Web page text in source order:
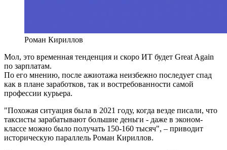
Роман Кириллов
Мол, это временная тенденция и скоро ИТ будет Great Again
по зарплатам.
По его мнению, после ажиотажа неизбежно последует спад
как в плане заработков, так и востребованности самой
профессии курьера.
"Похожая ситуация была в 2021 году, когда везде писали, что
таксисты зарабатывают большие деньги - даже в эконом-
классе можно было получать 150-160 тысяч", – приводит
историческую параллель Роман Кириллов.